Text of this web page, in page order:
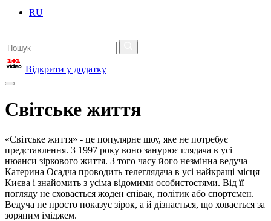
RU
Відкрити у додатку
Світське життя
«Світське життя» - це популярне шоу, яке не потребує
представлення. З 1997 року воно занурює глядача в усі
нюанси зіркового життя. З того часу його незмінна ведуча
Катерина Осадча проводить телеглядача в усі найкращі місця
Києва і знайомить з усіма відомими особистостями. Від її
погляду не сховається жоден співак, політик або спортсмен.
Ведуча не просто показує зірок, а й дізнається, що ховається за
зоряним іміджем.